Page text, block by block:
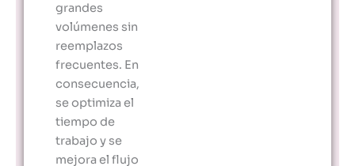
grandes
volúmenes sin
reemplazos
frecuentes. En
consecuencia,
se optimiza el
tiempo de
trabajo y se
mejora el flujo